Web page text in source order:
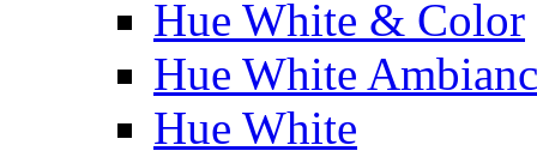
Hue White & Color
Hue White
Hue White